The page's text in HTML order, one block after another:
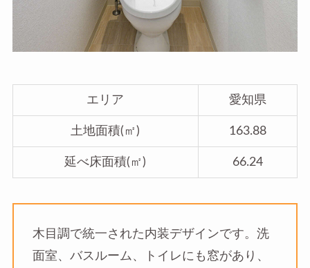
エリア 愛知県
土地面積(㎡) 163.88
延べ床面積(㎡) 66.24
木目調で統一された内装デザインです。洗
面室、バスルーム、トイレにも窓があり、